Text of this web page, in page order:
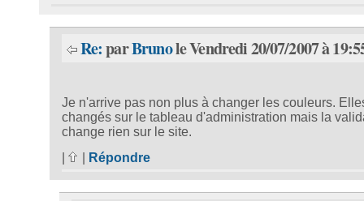
Re:parBrunole Vendredi 20/07/2007 à
Je n'arrive pas non plus à changer les couleurs.
changés sur le tableau d'administration mais la
change rien sur le site.
Répondre